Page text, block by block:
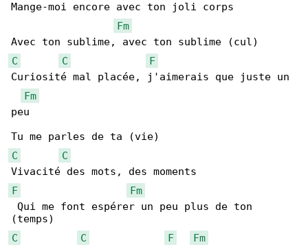
Mange-moi encore avec ton joli corps
Fm
C
C
F
Curiosité mal placée, j'aimerais que juste un
Fm
peu
C
C
F
Fm
Qui me font espérer un peu plus de ton
C
C F
Fm